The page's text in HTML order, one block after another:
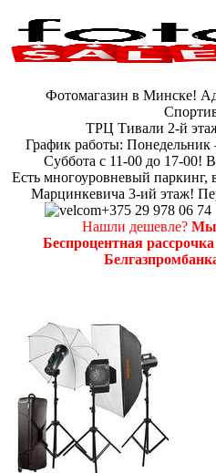
Фотомагазин в Минске!
ТРЦ Тивали 2-й
График работы: Понедельник
Суббота с 11-00 до 17-00!
Есть многоуровневый паркинг,
Марцинкевича 3-ий этаж!
+375 29 978 06 74
Нашли дешевле? Мы
Беспроцентная